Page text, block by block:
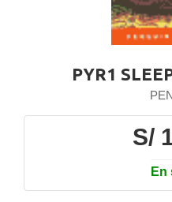
PYR1
S/
En